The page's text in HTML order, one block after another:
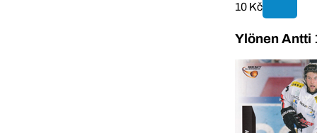
10 Kč
Ylönen Antti